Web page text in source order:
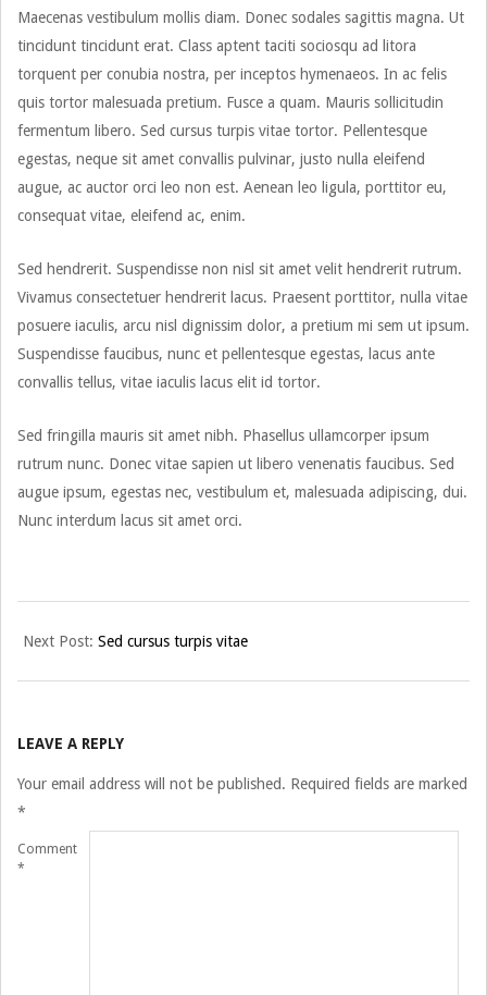
Maecenas vestibulum mollis diam. Donec sodales sagittis magna. Ut
tincidunt tincidunt erat. Class aptent taciti sociosqu ad litora
torquent per conubia nostra, per inceptos hymenaeos. In ac felis
quis tortor malesuada pretium. Fusce a quam. Mauris sollicitudin
fermentum libero. Sed cursus turpis vitae tortor. Pellentesque
egestas, neque sit amet convallis pulvinar, justo nulla eleifend
augue, ac auctor orci leo non est. Aenean leo ligula, porttitor eu,
consequat vitae, eleifend ac, enim.
Sed hendrerit. Suspendisse non nisl sit amet velit hendrerit rutrum.
Vivamus consectetuer hendrerit lacus. Praesent porttitor, nulla vitae
posuere iaculis, arcu nisl dignissim dolor, a pretium mi sem ut ipsum.
Suspendisse faucibus, nunc et pellentesque egestas, lacus ante
convallis tellus, vitae iaculis lacus elit id tortor.
Sed fringilla mauris sit amet nibh. Phasellus ullamcorper ipsum
rutrum nunc. Donec vitae sapien ut libero venenatis faucibus. Sed
augue ipsum, egestas nec, vestibulum et, malesuada adipiscing, dui.
Nunc interdum lacus sit amet orci.
01-
Next Post: Sed cursus turpis vitae
LEAVE A REPLY
Your email address will not be published. Required fields are marked
*
Comment
*